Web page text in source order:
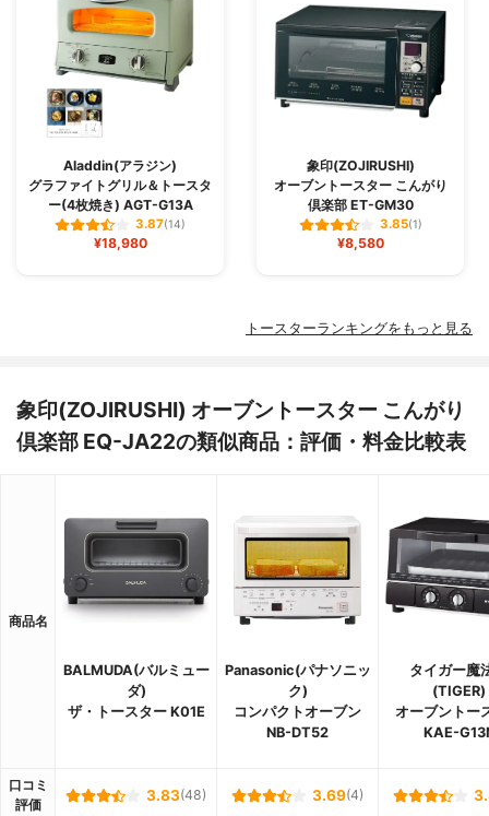
Aladdin(アラジン)
グラファイトグリル＆トースタ
ー(4枚焼き) AGT-G13A
3.87(14)
¥18,980
象印(ZOJIRUSHI)
オーブントースター こんがり
倶楽部 ET-GM30
3.85(1)
¥8,580
トースターランキングをもっと見る
象印(ZOJIRUSHI) オーブントースター こんがり
倶楽部 EQ-JA22の類似商品：評価・料金比較表
商品名
BALMUDA(バルミュー
ダ)
ザ・トースター K01E
Panasonic(パナソニッ
ク)
コンパクトオーブン
NB-DT52
タイガー魔
(TIGER)
オーブントー
KAE-
口コミ
評価
3.83(48) 3.69(4)